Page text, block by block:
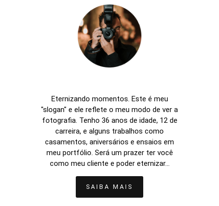
Eternizando momentos. Este é meu
"slogan" e ele reflete o meu modo de ver a
fotografia. Tenho 36 anos de idade, 12 de
carreira, e alguns trabalhos como
casamentos, aniversários e ensaios em
meu portfólio. Será um prazer ter você
como meu cliente e poder eternizar...
SAIBA MAIS